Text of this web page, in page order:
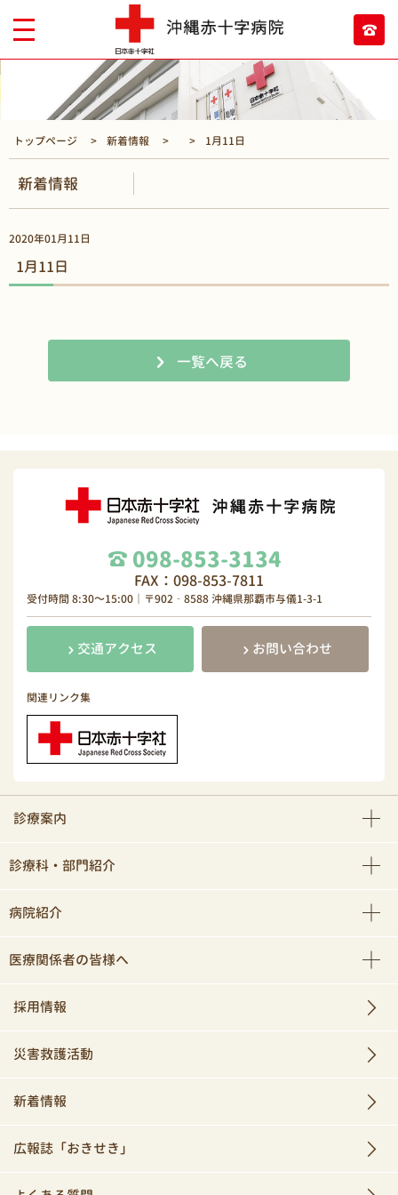
トップページ 新着情報 1月11日
新着情報
2020年01月11日
1月11日
一覧へ戻る
098-853-3134
FAX：098-853-7811
受付時間 8:30～15:00｜〒902‐8588 沖縄県那覇市与儀1-3-1
交通アクセス お問い合わせ
関連リンク集
診療案内
診療科・部門紹介
病院紹介
医療関係者の皆様へ
採用情報
災害救護活動
新着情報
広報誌「おきせき」